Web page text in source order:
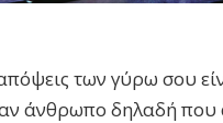
των γύρω σου
άνθρωπο δηλαδή που